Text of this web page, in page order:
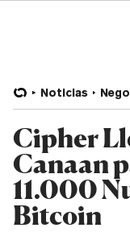
Noticias
Cipher
Canaan
11.000
Bitcoin